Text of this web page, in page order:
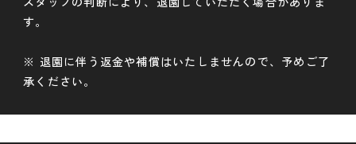
す。
※ 退園に伴う返金や補償はいたしませんので、予めご了
承ください。